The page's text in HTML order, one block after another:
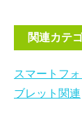
関連カテ
スマートフ
ブレット関連